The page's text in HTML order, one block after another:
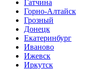
Гатчина
Горно-Алтайск
Грозный
Донецк
Екатеринбург
Иваново
Ижевск
Иркутск